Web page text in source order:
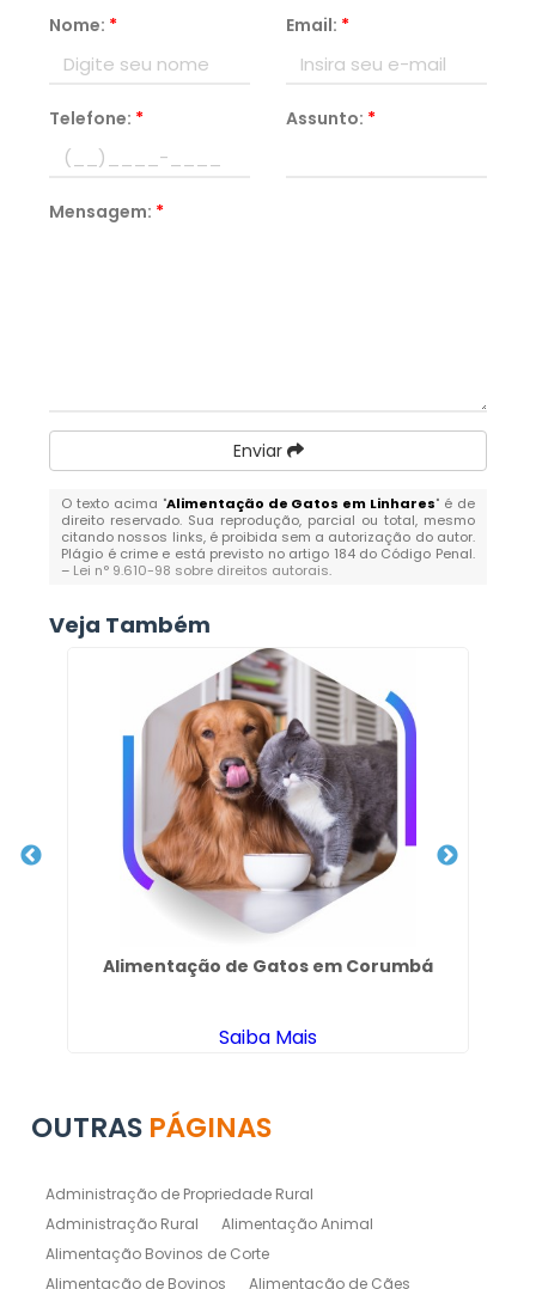
Nome: * Email: *
Telefone: * Assunto: *
Mensagem: *
Enviar
O texto acima "Alimentação de Gatos em Linhares" é de
direito reservado. Sua reprodução, parcial ou total, mesmo
citando nossos links, é proibida sem a autorização do autor.
Plágio é crime e está previsto no artigo 184 do Código Penal.
– Lei n° 9.610-98 sobre direitos autorais.
Veja Também
Alimentação de Gatos em Corumbá
Saiba Mais
OUTRAS PÁGINAS
Administração de Propriedade Rural
Administração Rural
Alimentação Animal
Alimentação Bovinos de Corte
Alimentação de Bovinos
Alimentação de Cães